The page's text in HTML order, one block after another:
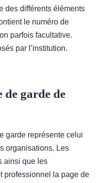
des différents éléments
le numéro de
parfois facultative.
par l’institution.
de garde de
garde représente celui
organisations. Les
ainsi que les
professionnel la page de